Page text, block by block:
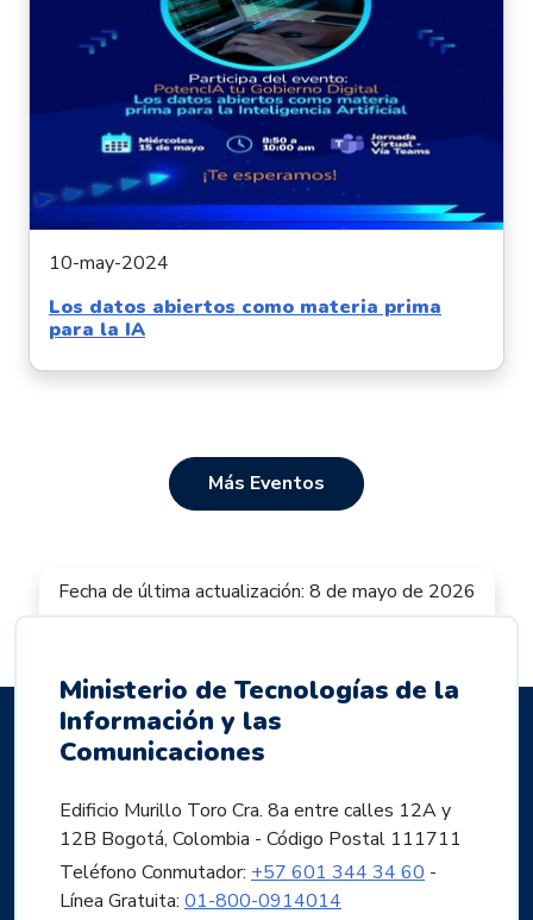
10-may-2024
Los datos abiertos como materia prima
para la IA
Más Eventos
Fecha de última actualización: 8 de mayo de 2026
Ministerio de Tecnologías de la
Información y las
Comunicaciones
Edificio Murillo Toro Cra. 8a entre calles 12A y
12B Bogotá, Colombia - Código Postal 111711
Teléfono Conmutador: +57 601 344 34 60 -
Línea Gratuita: 01-800-0914014